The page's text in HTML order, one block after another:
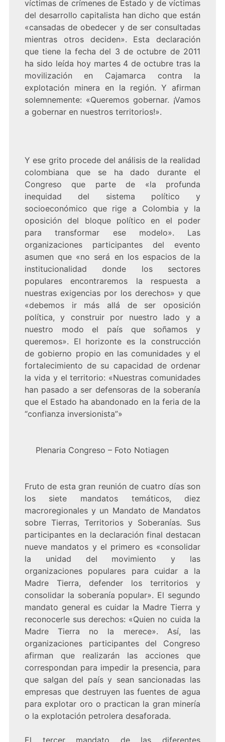
víctimas de crímenes de Estado y de víctimas
del desarrollo capitalista han dicho que están
«cansadas de obedecer y de ser consultadas
mientras otros deciden». Esta declaración
que tiene la fecha del 3 de octubre de 2011
ha sido leída hoy martes 4 de octubre tras la
movilización en Cajamarca contra la
explotación minera en la región. Y afirman
solemnemente: «Queremos gobernar. ¡Vamos
a gobernar en nuestros territorios!».
Y ese grito procede del análisis de la realidad
colombiana que se ha dado durante el
Congreso que parte de «la profunda
inequidad del sistema político y
socioeconómico que rige a Colombia y la
oposición del bloque político en el poder
para transformar ese modelo». Las
organizaciones participantes del evento
asumen que «no será en los espacios de la
institucionalidad donde los sectores
populares encontraremos la respuesta a
nuestras exigencias por los derechos» y que
«debemos ir más allá de ser oposición
política, y construir por nuestro lado y a
nuestro modo el país que soñamos y
queremos». El horizonte es la construcción
de gobierno propio en las comunidades y el
fortalecimiento de su capacidad de ordenar
la vida y el territorio: «Nuestras comunidades
han pasado a ser defensoras de la soberanía
que el Estado ha abandonado en la feria de la
“confianza inversionista”»
Plenaria Congreso – Foto Notiagen
Fruto de esta gran reunión de cuatro días son
los siete mandatos temáticos, diez
macroregionales y un Mandato de Mandatos
sobre Tierras, Territorios y Soberanías. Sus
participantes en la declaración final destacan
nueve mandatos y el primero es «consolidar
la unidad del movimiento y las
organizaciones populares para cuidar a la
Madre Tierra, defender los territorios y
consolidar la soberanía popular». El segundo
mandato general es cuidar la Madre Tierra y
reconocerle sus derechos: «Quien no cuida la
Madre Tierra no la merece». Así, las
organizaciones participantes del Congreso
afirman que realizarán las acciones que
correspondan para impedir la presencia, para
que salgan del país y sean sancionadas las
empresas que destruyen las fuentes de agua
para explotar oro o practican la gran minería
o la explotación petrolera desaforada.